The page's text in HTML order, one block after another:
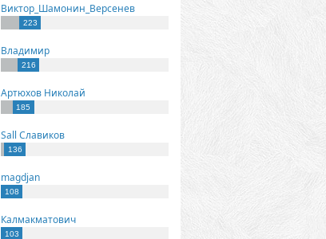
Виктор_Шамонин_Версенев
223
Владимир
216
Артюхов Николай
185
Sall Славиков
136
magdjan
108
Калмакматович
103